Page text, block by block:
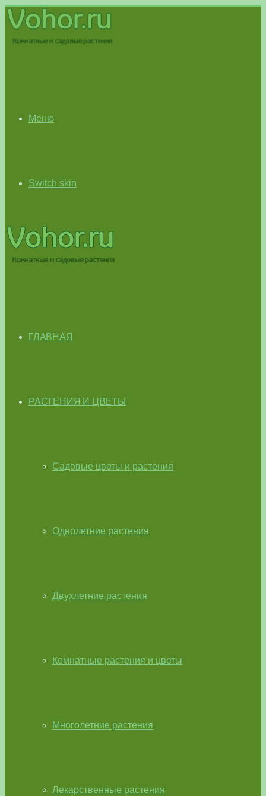
Меню
Switch skin
ГЛАВНАЯ
РАСТЕНИЯ И ЦВЕТЫ
Садовые цветы и растения
Однолетние растения
Двухлетние растения
Комнатные растения и цветы
Многолетние растения
Лекарственные растения